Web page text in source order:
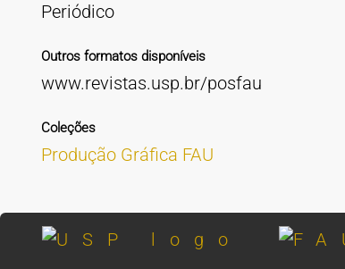
Periódico
Outros formatos disponíveis
www.revistas.usp.br/posfau
Coleções
Produção Gráfica FAU